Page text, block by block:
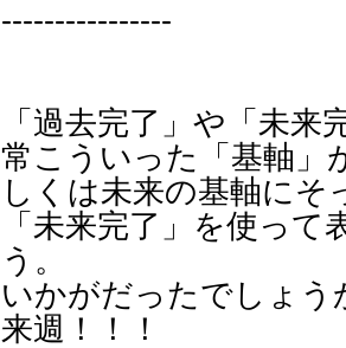
----------------
「過去完了」や「未
常こういった「基軸」
しくは未来の基軸にそ
「未来完了」を使っ
う。
いかがだったでしょ
来週！！！